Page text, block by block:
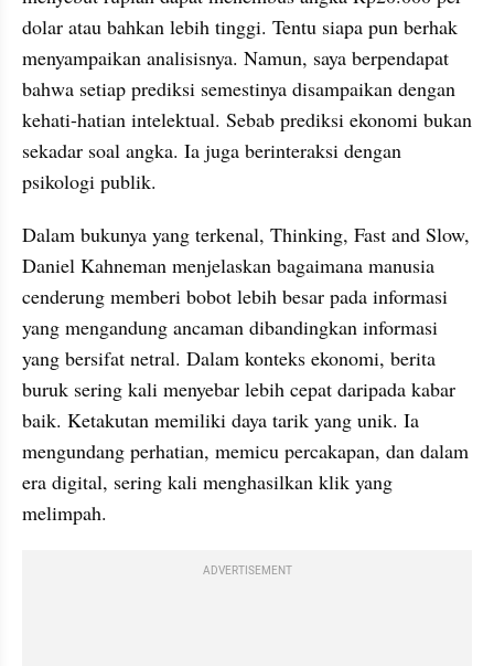
dolar atau bahkan lebih tinggi. Tentu siapa pun berhak
menyampaikan analisisnya. Namun, saya berpendapat
bahwa setiap prediksi semestinya disampaikan dengan
kehati-hatian intelektual. Sebab prediksi ekonomi bukan
sekadar soal angka. Ia juga berinteraksi dengan
psikologi publik.
Dalam bukunya yang terkenal, Thinking, Fast and Slow,
Daniel Kahneman menjelaskan bagaimana manusia
cenderung memberi bobot lebih besar pada informasi
yang mengandung ancaman dibandingkan informasi
yang bersifat netral. Dalam konteks ekonomi, berita
buruk sering kali menyebar lebih cepat daripada kabar
baik. Ketakutan memiliki daya tarik yang unik. Ia
mengundang perhatian, memicu percakapan, dan dalam
era digital, sering kali menghasilkan klik yang
melimpah.
ADVERTISEMENT